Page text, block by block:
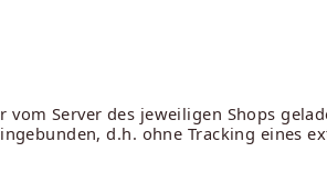
Server des jeweiligen Shops
d.h. ohne Tracking eines